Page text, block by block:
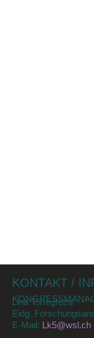
KONTAKT /
Lina Torregroza
Eidg.
E-Mail: Lk5@wsl.ch